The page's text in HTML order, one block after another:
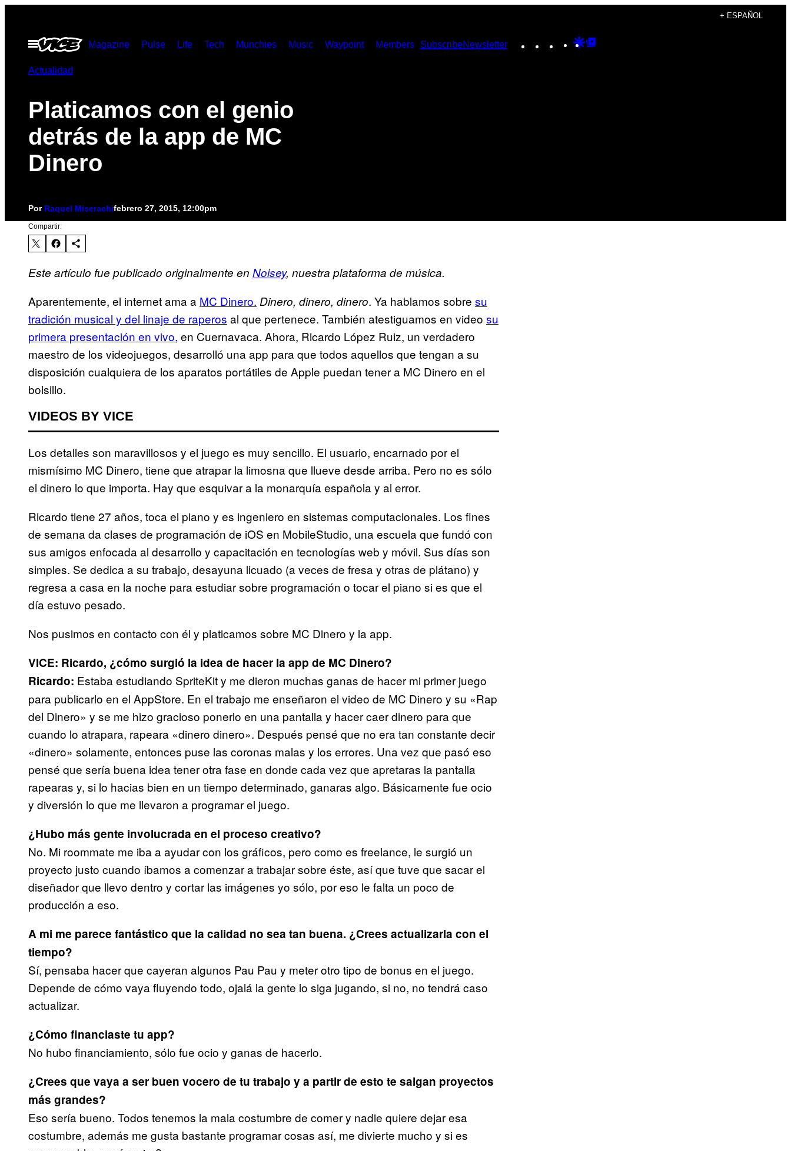
contenido
+ ESPAÑOL
Abrir
Menú
Magazine Pulse Life Tech Munchies Music Waypoint Members SubscribeNewsletter Instagram
TikTokYouTube
Google
Actualidad
Platicamos con el genio
detrás de la app de MC
Dinero
Por Raquel Miserachifebrero 27, 2015, 12:00pm
Compartir:
Este artículo fue publicado originalmente en Noisey, nuestra plataforma de música.
Aparentemente, el internet ama a MC Dinero. Dinero, dinero, dinero. Ya hablamos sobre su
tradición musical y del linaje de raperos al que pertenece. También atestiguamos en video su
primera presentación en vivo, en Cuernavaca. Ahora, Ricardo López Ruiz, un verdadero
maestro de los videojuegos, desarrolló una app para que todos aquellos que tengan a su
disposición cualquiera de los aparatos portátiles de Apple puedan tener a MC Dinero en el
bolsillo.
VIDEOS BY VICE
Los detalles son maravillosos y el juego es muy sencillo. El usuario, encarnado por el
mismísimo MC Dinero, tiene que atrapar la limosna que llueve desde arriba. Pero no es sólo
el dinero lo que importa. Hay que esquivar a la monarquía española y al error.
Ricardo tiene 27 años, toca el piano y es ingeniero en sistemas computacionales. Los fines
de semana da clases de programación de iOS en MobileStudio, una escuela que fundó con
sus amigos enfocada al desarrollo y capacitación en tecnologías web y móvil. Sus días son
simples. Se dedica a su trabajo, desayuna licuado (a veces de fresa y otras de plátano) y
regresa a casa en la noche para estudiar sobre programación o tocar el piano si es que el
día estuvo pesado.
Nos pusimos en contacto con él y platicamos sobre MC Dinero y la app.
VICE: Ricardo, ¿cómo surgió la idea de hacer la app de MC Dinero?
Ricardo: Estaba estudiando SpriteKit y me dieron muchas ganas de hacer mi primer juego
para publicarlo en el AppStore. En el trabajo me enseñaron el video de MC Dinero y su «Rap
del Dinero» y se me hizo gracioso ponerlo en una pantalla y hacer caer dinero para que
cuando lo atrapara, rapeara «dinero dinero». Después pensé que no era tan constante decir
«dinero» solamente, entonces puse las coronas malas y los errores. Una vez que pasó eso
pensé que sería buena idea tener otra fase en donde cada vez que apretaras la pantalla
rapearas y, si lo hacias bien en un tiempo determinado, ganaras algo. Básicamente fue ocio
y diversión lo que me llevaron a programar el juego.
¿Hubo más gente involucrada en el proceso creativo?
No. Mi roommate me iba a ayudar con los gráficos, pero como es freelance, le surgió un
proyecto justo cuando íbamos a comenzar a trabajar sobre éste, así que tuve que sacar el
diseñador que llevo dentro y cortar las imágenes yo sólo, por eso le falta un poco de
producción a eso.
A mi me parece fantástico que la calidad no sea tan buena. ¿Crees actualizarla con el
tiempo?
Sí, pensaba hacer que cayeran algunos Pau Pau y meter otro tipo de bonus en el juego.
Depende de cómo vaya fluyendo todo, ojalá la gente lo siga jugando, si no, no tendrá caso
actualizar.
¿Cómo financiaste tu app?
No hubo financiamiento, sólo fue ocio y ganas de hacerlo.
¿Crees que vaya a ser buen vocero de tu trabajo y a partir de esto te salgan proyectos
más grandes?
Eso sería bueno. Todos tenemos la mala costumbre de comer y nadie quiere dejar esa
costumbre, además me gusta bastante programar cosas así, me divierte mucho y si es